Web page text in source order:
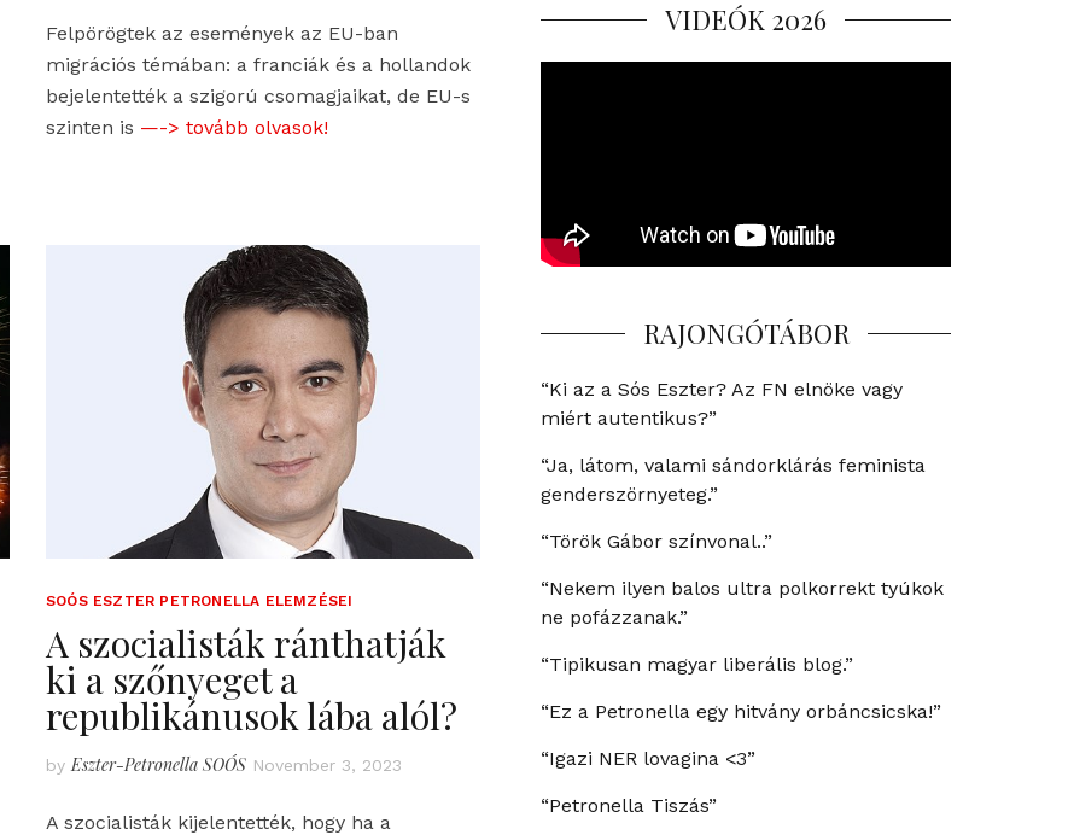
Felpörögtek az események az EU-ban
migrációs témában: a franciák és a hollandok
bejelentették a szigorú csomagjaikat, de EU-s
szinten is —-> tovább olvasok!
SOÓS ESZTER PETRONELLA ELEMZÉSEI
A szocialisták ránthatják
ki a szőnyeget a
republikánusok lába alól?
by Eszter-Petronella SOÓS November 3, 2023
A szocialisták kijelentették, hogy ha a
VIDEÓK 2026
RAJONGÓTÁBOR
“Ki az a Sós Eszter? Az FN elnöke vagy
miért autentikus?”
“Ja, látom, valami sándorklárás feminista
genderszörnyeteg.”
“Török Gábor színvonal..”
“Nekem ilyen balos ultra polkorrekt tyúkok
ne pofázzanak.”
“Tipikusan magyar liberális blog.”
“Ez a Petronella egy hitvány orbáncsicska!”
“Igazi NER lovagina <3”
“Petronella Tiszás”